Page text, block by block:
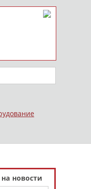
новости